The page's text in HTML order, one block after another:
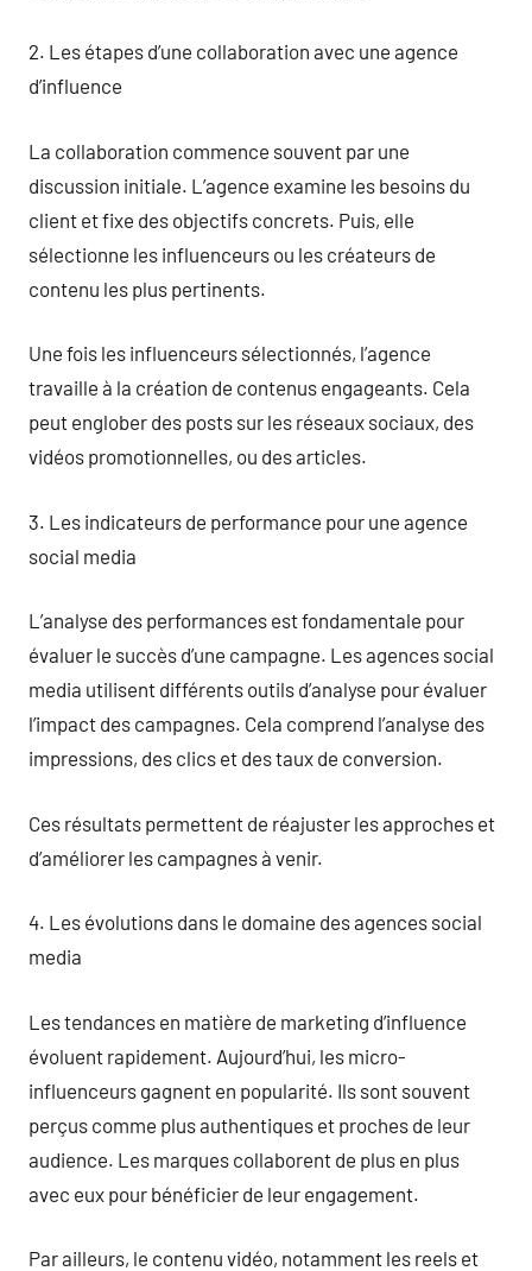
2. Les étapes d’une collaboration avec une agence
d’influence
La collaboration commence souvent par une
discussion initiale. L’agence examine les besoins du
client et fixe des objectifs concrets. Puis, elle
sélectionne les influenceurs ou les créateurs de
contenu les plus pertinents.
Une fois les influenceurs sélectionnés, l’agence
travaille à la création de contenus engageants. Cela
peut englober des posts sur les réseaux sociaux, des
vidéos promotionnelles, ou des articles.
3. Les indicateurs de performance pour une agence
social media
L’analyse des performances est fondamentale pour
évaluer le succès d’une campagne. Les agences social
media utilisent différents outils d’analyse pour évaluer
l’impact des campagnes. Cela comprend l’analyse des
impressions, des clics et des taux de conversion.
Ces résultats permettent de réajuster les approches et
d’améliorer les campagnes à venir.
4. Les évolutions dans le domaine des agences social
media
Les tendances en matière de marketing d’influence
évoluent rapidement. Aujourd’hui, les micro-
influenceurs gagnent en popularité. Ils sont souvent
perçus comme plus authentiques et proches de leur
audience. Les marques collaborent de plus en plus
avec eux pour bénéficier de leur engagement.
Par ailleurs, le contenu vidéo, notamment les reels et